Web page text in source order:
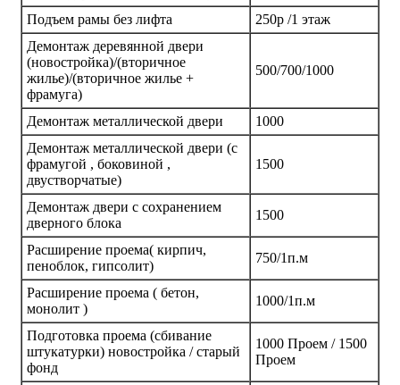
Подъем рамы без лифта
250р /1 этаж
Демонтаж деревянной двери
(новостройка)/(вторичное
жилье)/(вторичное жилье +
фрамуга)
500/700/1000
Демонтаж металлической двери
1000
Демонтаж металлической двери (с
фрамугой , боковиной ,
двустворчатые)
1500
Демонтаж двери с сохранением
дверного блока
1500
Расширение проема( кирпич,
пеноблок, гипсолит)
750/1п.м
Расширение проема ( бетон,
монолит )
1000/1п.м
Подготовка проема (сбивание
штукатурки) новостройка / старый
фонд
1000 Проем / 1500
Проем